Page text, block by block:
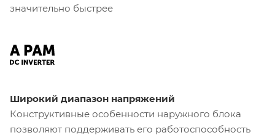
значительно быстрее
Широкий диапазон напряжений
Конструктивные особенности наружного блока
позволяют поддерживать его работоспособность